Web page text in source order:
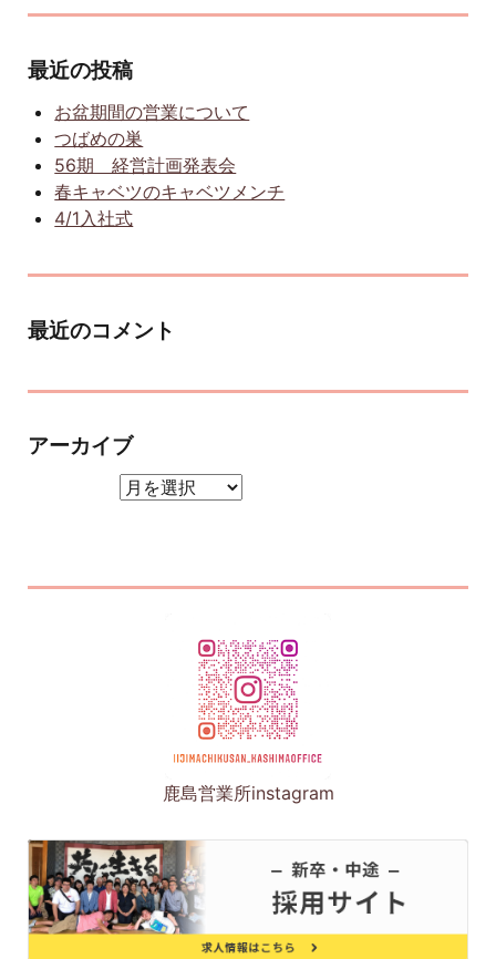
最近の投稿
お盆期間の営業について
つばめの巣
56期 経営計画発表会
春キャベツのキャベツメンチ
4/1入社式
最近のコメント
アーカイブ
鹿島営業所instagram